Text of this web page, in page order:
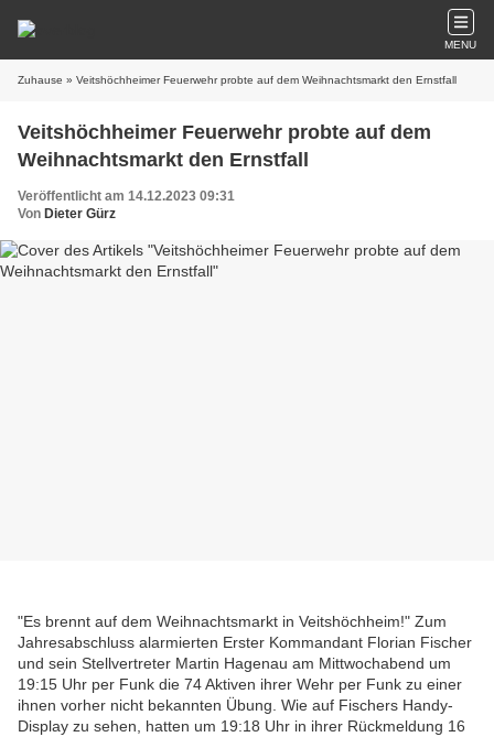
MENU
Zuhause » Veitshöchheimer Feuerwehr probte auf dem Weihnachtsmarkt den Ernstfall
Veitshöchheimer Feuerwehr probte auf dem
Weihnachtsmarkt den Ernstfall
Veröffentlicht am 14.12.2023 09:31
Von Dieter Gürz
"Es brennt auf dem Weihnachtsmarkt in Veitshöchheim!" Zum
Jahresabschluss alarmierten Erster Kommandant Florian Fischer
und sein Stellvertreter Martin Hagenau am Mittwochabend um
19:15 Uhr per Funk die 74 Aktiven ihrer Wehr per Funk zu einer
ihnen vorher nicht bekannten Übung. Wie auf Fischers Handy-
Display zu sehen, hatten um 19:18 Uhr in ihrer Rückmeldung 16